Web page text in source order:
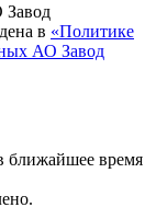
Завод
в «Политике
АО Завод
ближайшее время